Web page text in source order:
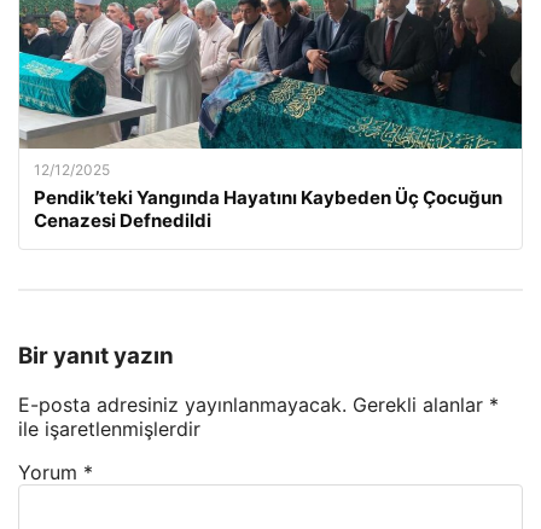
12/12/2025
Pendik’teki Yangında Hayatını Kaybeden Üç Çocuğun
Cenazesi Defnedildi
Bir yanıt yazın
E-posta adresiniz yayınlanmayacak. Gerekli alanlar *
ile işaretlenmişlerdir
Yorum *